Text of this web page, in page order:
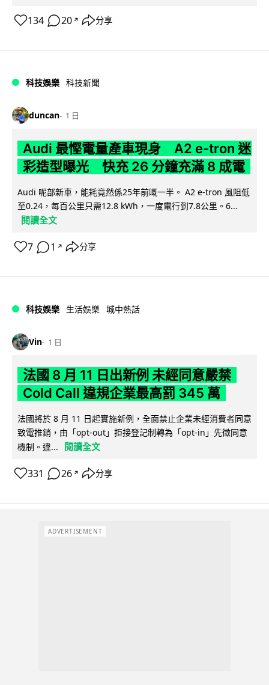
134 20 ↗ 分享
科技娛樂 科技新聞
duncan 1 日
Audi 最慳電量產車現身 A2 e-tron 迷
彩造型曝光 快充 26 分鐘充滿 8 成電
Audi 呢部新車，能耗竟然係25年前嘅一半。 A2 e-tron 風阻低
至0.24，每百公里只需12.8 kWh，一度電行到7.8公里。6...
閱讀全文
7 1 ↗ 分享
科技娛樂 生活娛樂 城中熱話
Vin 1 日
法國 8 月 11 日出新例 未經同意嚴禁
Cold Call 違規企業最高罰 345 萬
法國將於 8 月 11 日起實施新例，全面禁止企業未經消費者同意
致電推銷，由「opt-out」拒接登記制轉為「opt-in」先徵同意
機制。違...
閱讀全文
331 26 ↗ 分享
ADVERTISEMENT